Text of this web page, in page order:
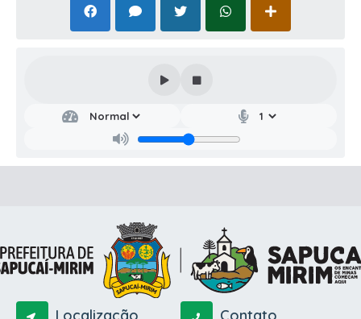
Localização Contato